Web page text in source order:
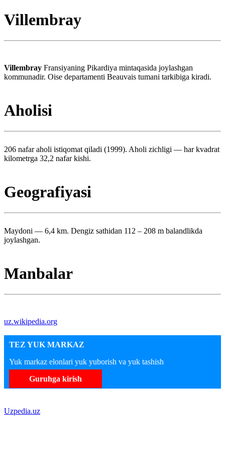
Villembray
Villembray Fransiyaning Pikardiya mintaqasida joylashgan
kommunadir. Oise departamenti Beauvais tumani tarkibiga kiradi.
Aholisi
206 nafar aholi istiqomat qiladi (1999). Aholi zichligi — har kvadrat
kilometrga 32,2 nafar kishi.
Geografiyasi
Maydoni — 6,4 km. Dengiz sathidan 112 – 208 m balandlikda
joylashgan.
Manbalar
uz.wikipedia.org
TEZ YUK MARKAZ
Yuk markaz elonlari yuk yuborish va yuk tashish
Guruhga kirish
Uzpedia.uz